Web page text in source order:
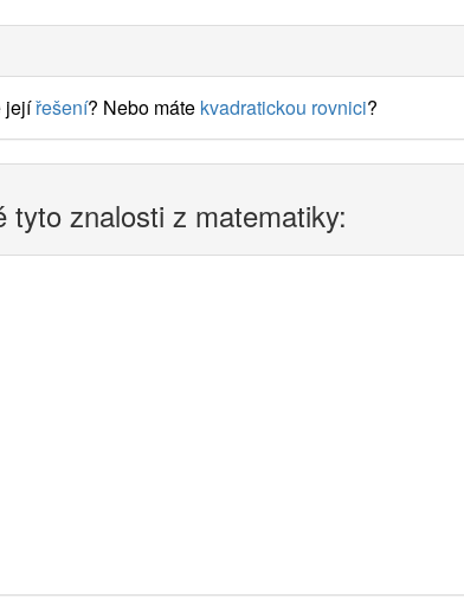
jejířešení? Nebo máte kvadratickou rovnici?
znalosti z matematiky: